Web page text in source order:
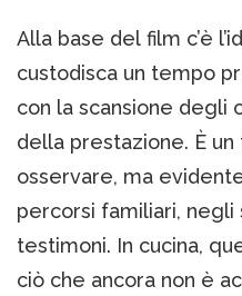
Alla base del film c’è
custodisca un tempo
con la scansione degli
della prestazione. È
osservare, ma
percorsi familiari, negli
testimoni. In cucina,
ciò che ancora non è